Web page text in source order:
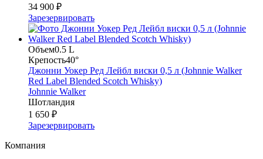
34 900 ₽
Зарезервировать
Объем0.5 L
Крепость40°
Джонни Уокер Ред Лейбл виски 0,5 л (Johnnie Walker
Red Label Blended Scotch Whisky)
Johnnie Walker
Шотландия
1 650 ₽
Зарезервировать
Компания